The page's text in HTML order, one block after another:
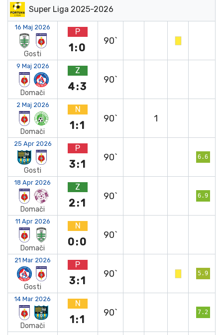
Super Liga 2025-2026
16 Maj 2026
Gosti
P
1:0
90`
9 Maj 2026
Domači
Z
4:3
90`
2 Maj 2026
Domači
N
1:1
90` 1
25 Apr 2026
Gosti
P
3:1
90` 6.6
18 Apr 2026
Domači
Z
2:1
90` 6.9
11 Apr 2026
Domači
N
0:0
90`
21 Mar 2026
Gosti
P
3:1
90` 5.9
14 Mar 2026
Domači
N
1:1
90` 7.2